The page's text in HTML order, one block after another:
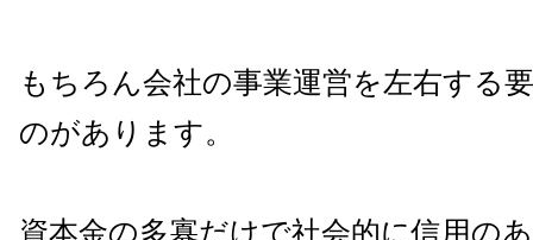
もちろん会社の事業運営を左右する
のがあります。
資本金の多寡だけで社会的に信用の